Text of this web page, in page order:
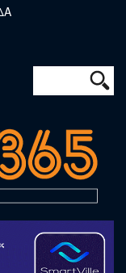
Φόρμα
Αναζήτηση